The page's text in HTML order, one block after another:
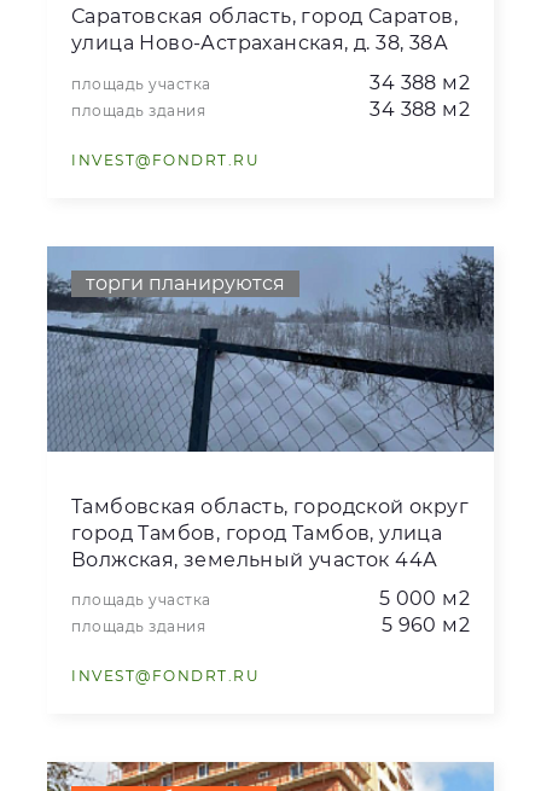
Саратовская область, город Саратов,
улица Ново-Астраханская, д. 38, 38А
площадь участка 34 388 м2
площадь здания 34 388 м2
INVEST@FONDRT.RU
торги планируются
Тамбовская область, городской округ
город Тамбов, город Тамбов, улица
Волжская, земельный участок 44А
площадь участка 5 000 м2
площадь здания 5 960 м2
INVEST@FONDRT.RU